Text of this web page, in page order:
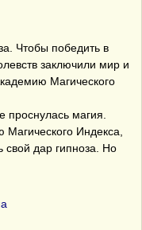
Чтобы победить в
заключили мир и
Магического
проснулась магия.
Индекса,
свой дар гипноза. Но